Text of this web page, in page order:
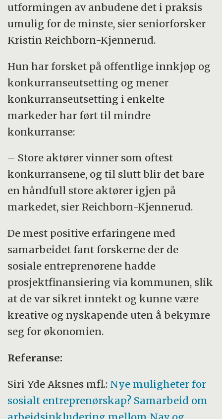
utformingen av anbudene det i praksis
umulig for de minste, sier seniorforsker
Kristin Reichborn-Kjennerud.
Hun har forsket på offentlige innkjøp og
konkurranseutsetting og mener
konkurranseutsetting i enkelte
markeder har ført til mindre
konkurranse:
– Store aktører vinner som oftest
konkurransene, og til slutt blir det bare
en håndfull store aktører igjen på
markedet, sier Reichborn-Kjennerud.
De mest positive erfaringene med
samarbeidet fant forskerne der de
sosiale entreprenørene hadde
prosjektfinansiering via kommunen, slik
at de var sikret inntekt og kunne være
kreative og nyskapende uten å bekymre
seg for økonomien.
Referanse:
Siri Yde Aksnes mfl.: Nye muligheter for
sosialt entreprenørskap? Samarbeid om